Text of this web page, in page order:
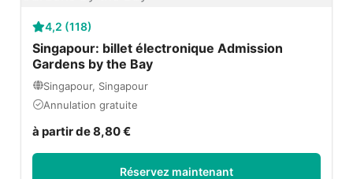
4,2 (118)
Singapour: billet électronique Admission
Gardens by the Bay
Singapour, Singapour
Annulation gratuite
à partir de 8,80 €
Réservez maintenant